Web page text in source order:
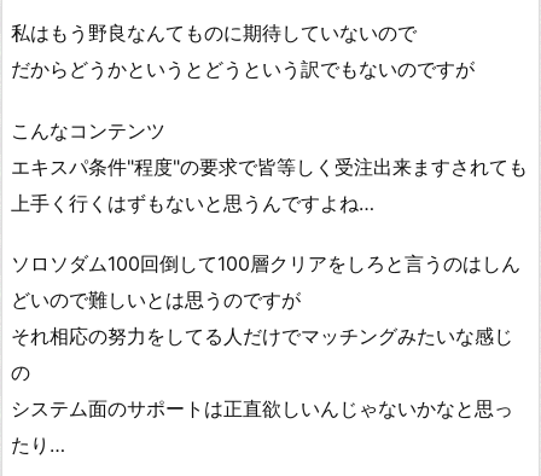
私はもう野良なんてものに期待していないので
だからどうかというとどうという訳でもないのですが
こんなコンテンツ
エキスパ条件"程度"の要求で皆等しく受注出来ますされても
上手く行くはずもないと思うんですよね…
ソロソダム100回倒して100層クリアをしろと言うのはしん
どいので難しいとは思うのですが
それ相応の努力をしてる人だけでマッチングみたいな感じ
の
システム面のサポートは正直欲しいんじゃないかなと思っ
たり…